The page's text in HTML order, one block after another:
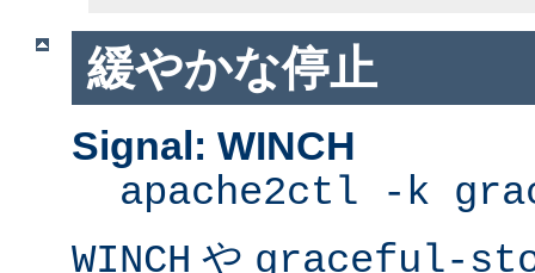
緩やかな停止
Signal: WINCH
apache2ctl -k
WINCH や graceful-